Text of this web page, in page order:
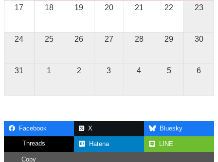
17 18 19 20 21 22 23
24 25 26 27 28 29 30
31 1 2 3 4 5 6
Facebook X Bluesky
Threads Hatena LINE
Copy